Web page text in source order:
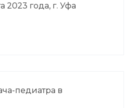
2023 года, г. Уфа
педиатра в